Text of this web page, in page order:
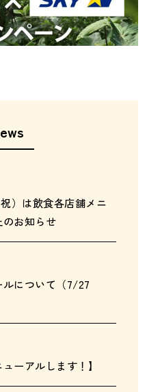
）は飲食各店舗メニ
のお知らせ
ルについて（7/27
ーアルします！】